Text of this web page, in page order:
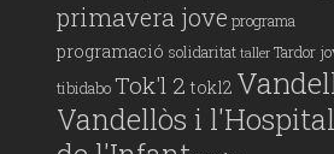
primavera jove programa
programació solidaritat taller Tardor
tibidabo Tok'l 2 tokl2
Vandellòs i